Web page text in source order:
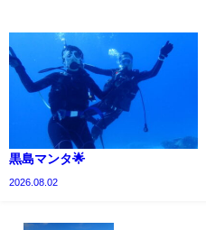
黒島マンタ🌟
2026.08.02